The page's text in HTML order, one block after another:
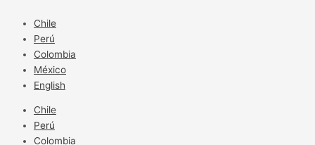
contenido
Chile
Perú
Colombia
México
English
Chile
Perú
Colombia